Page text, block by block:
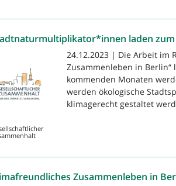
laden
24.12.2023 | Die Arbeit im
Zusammenleben in
kommenden Monaten
werden ökologische
klimagerecht gestaltet
Zusammenleben in